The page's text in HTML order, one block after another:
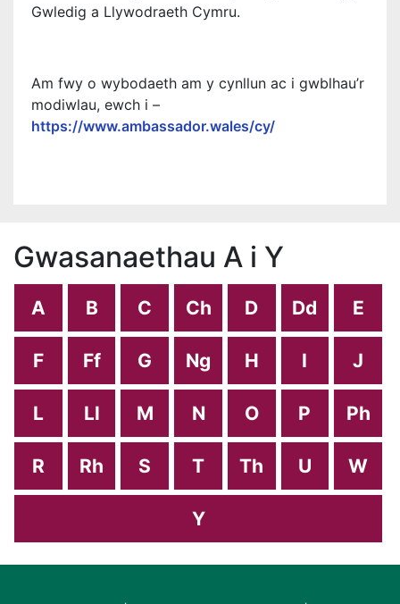
Gwledig a Llywodraeth Cymru.
Am fwy o wybodaeth am y cynllun ac i gwblhau’r
modiwlau, ewch i –
https://www.ambassador.wales/cy/
Gwasanaethau A i Y
A B C Ch D Dd E
F Ff G Ng H I J
L Ll M N O P Ph
R Rh S T Th U W
Y